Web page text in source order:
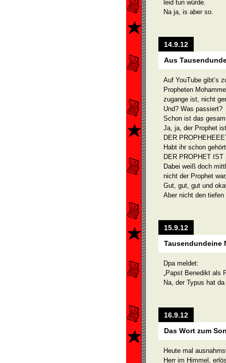
leid tun würde.
Na ja, is aber so.
14.9.12
Aus
Auf YouTube gibt’s
Propheten
zugange ist, nicht
Und? Was passiert?
Schon ist das
Ja, ja, der Prophet
DER
Habt ihr schon
DER PROPHET
Dabei weiß doch
nicht der Prophet
Gut, gut, gut und
Aber nicht den tiefen
15.9.12
Tausendundeine
Dpa meldet:
„Papst Benedikt als
Na, der Typus hat
16.9.12
Das Wort zum
Heute mal
Herr im Himmel,